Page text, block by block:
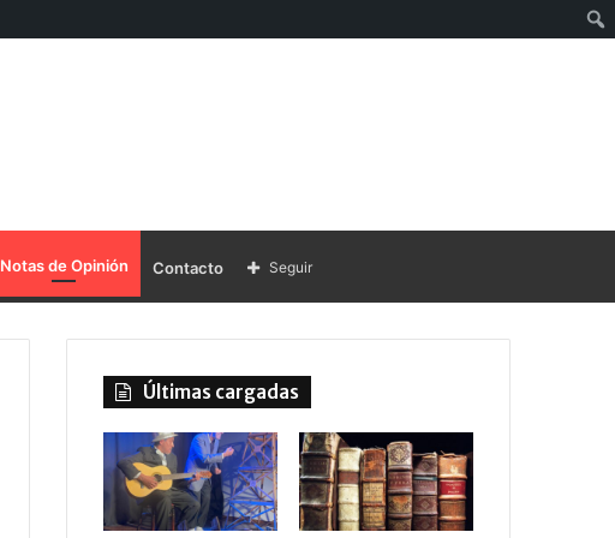
Notas de Opinión Contacto Seguir
Últimas cargadas